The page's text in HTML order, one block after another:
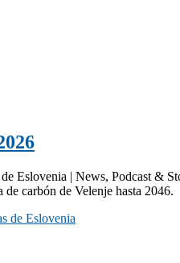
Eslovenia | News, Podcast &
carbón de Velenje hasta 2046.
de Eslovenia